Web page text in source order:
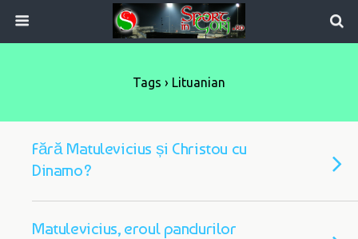
Tags › Lituanian
Fără Matulevicius și Christou cu
Dinamo?
Matulevicius, eroul pandurilor